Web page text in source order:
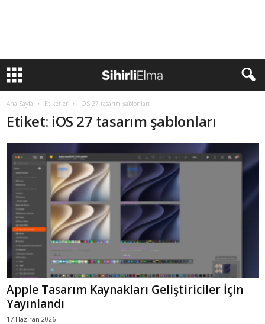
Ana Sayfa Etiketler IOS 27 tasarım şablonları
Etiket: iOS 27 tasarım şablonları
Apple Tasarım Kaynakları Geliştiriciler İçin
Yayınlandı
17 Haziran 2026